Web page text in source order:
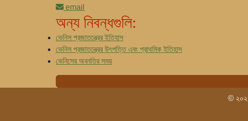
email
অন্য নিবন্ধগুলি:
ভেনিস প্রজাতন্ত্রের ইতিহাস
ভেনিস প্রজাতন্ত্রের উৎপত্তি এবং প্রাথমিক ইতিহাস
ভেনিসের অবনতির সময়
©